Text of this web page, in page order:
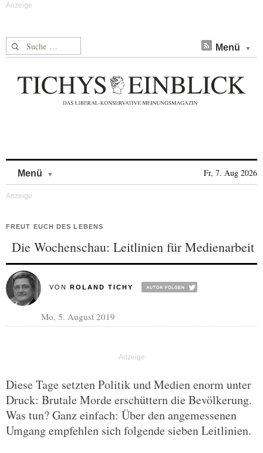
Suche nach: Menü
Menü Fr, 7. Aug 2026
FREUT EUCH DES LEBENS
Die Wochenschau: Leitlinien für Medienarbeit
VON ROLAND TICHY
Mo, 5. August 2019
Diese Tage setzten Politik und Medien enorm unter
Druck: Brutale Morde erschüttern die Bevölkerung.
Was tun? Ganz einfach: Über den angemessenen
Umgang empfehlen sich folgende sieben Leitlinien.